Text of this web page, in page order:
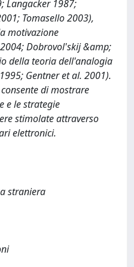
Langacker 1987;
Tomasello 2003),
motivazione
Dobrovol'skij &amp;
della teoria dell'analogia
Gentner et al. 2001).
di mostrare
e le strategie
stimolate attraverso
elettronici.
straniera